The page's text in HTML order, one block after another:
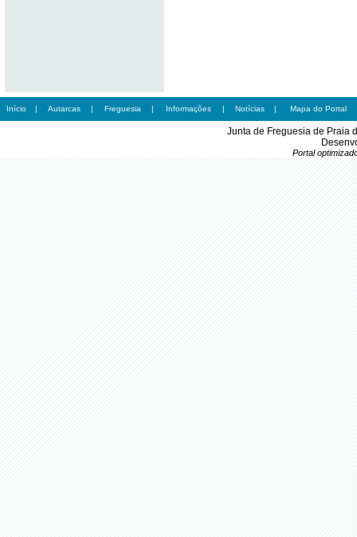
Início | Autarcas | Freguesia | Informações | Notícias | Mapa do Portal
Junta de Freguesia de Praia
Portal